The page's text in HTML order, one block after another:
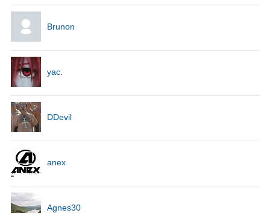
Brunon
yac.
DDevil
anex
Agnes30